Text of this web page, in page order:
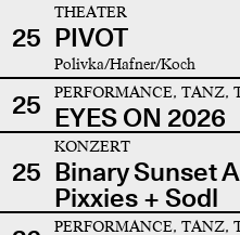
25
THEATER
PIVOT
Polivka/Hafner/Koch
25 PERFORMANCE, TANZ,
EYES ON 2026
25
KONZERT
Binary Sunset
Pixxies + Sodl
PERFORMANCE, TANZ,